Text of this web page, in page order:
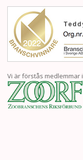
Vi är förstås medlemmar i